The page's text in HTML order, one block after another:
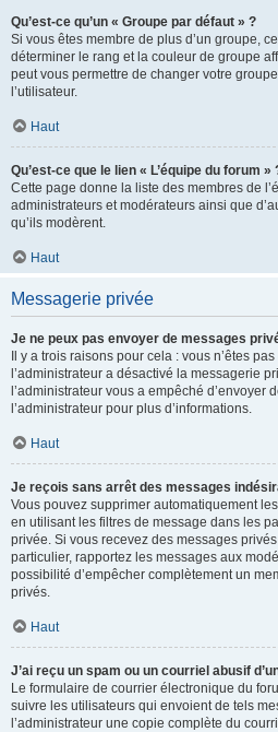
Qu’est-ce qu’un « Groupe par défaut » ?
Si vous êtes membre de plus d’un groupe,
déterminer le rang et la couleur de groupe
peut vous permettre de changer votre
l’utilisateur.
Haut
Qu’est-ce que le lien « L’équipe du forum »
Cette page donne la liste des membres de
administrateurs et modérateurs ainsi que
qu’ils modèrent.
Haut
Messagerie privée
Je ne peux pas envoyer de messages
Il y a trois raisons pour cela : vous n’êtes
l’administrateur a désactivé la messagerie
l’administrateur vous a empêché d’envoyer
l’administrateur pour plus d’informations.
Haut
Je reçois sans arrêt des messages
Vous pouvez supprimer automatiquement
en utilisant les filtres de message dans les
privée. Si vous recevez des messages
particulier, rapportez les messages aux
possibilité d’empêcher complètement un
privés.
Haut
J’ai reçu un spam ou un courriel abusif
Le formulaire de courrier électronique du
suivre les utilisateurs qui envoient de tels
l’administrateur une copie complète du